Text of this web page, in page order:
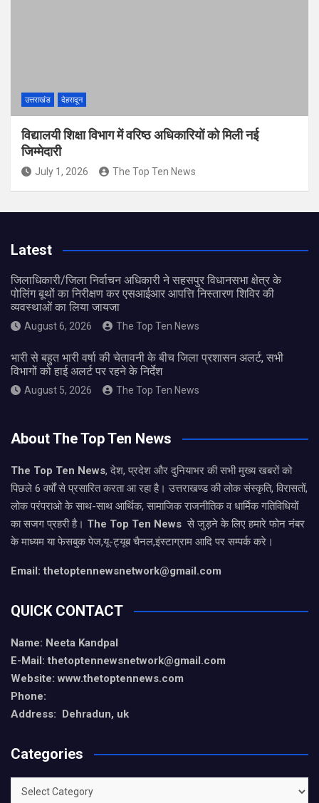
उत्तराखंड देहरादून
विद्यालयी शिक्षा विभाग में वरिष्ठ अधिकारियों को मिली नई
जिम्मेदारी
July 1, 2026 The Top Ten News
Latest
जिलाधिकारी/जिला निर्वाचन अधिकारी ने सहसपुर विधानसभा क्षेत्र के
पोलिंग बूथों का निरीक्षण कर एसआईआर आपत्ति निस्तारण शिविर की
व्यवस्थाओं का लिया जायजा
August 6, 2026 The Top Ten News
भारी से बहुत भारी वर्षा की चेतावनी के बीच जिला प्रशासन अलर्ट, सभी
विभागों को हाई अलर्ट पर रहने के निर्देश
August 5, 2026 The Top Ten News
About The Top Ten News
The Top Ten News, देश, प्रदेश और दुनियाभर की सभी मुख्य खबरों को
पिछले 6 वर्षों से प्रसारित करता आ रहा है। उत्तराखण्ड की लोक संस्कृति, विरासतों,
लोक परंपराओ के साथ-साथ आर्थिक, सामाजिक राजनीतिक व धार्मिक गतिविधियों
का सजग प्रहरी है। The Top Ten News से जुड़ने के लिए हमारे फोन नंबर
के माध्यम या फेसबुक पेज,यू-ट्यूब चैनल,इंस्टाग्राम आदि पर सम्पर्क करे।
Email: thetoptennewsnetwork@gmail.com
QUICK CONTACT
Name: Neeta Kandpal
E-Mail: thetoptennewsnetwork@gmail.com
Website: www.thetoptennews.com
Phone:
Address: Dehradun, uk
Categories
Categories